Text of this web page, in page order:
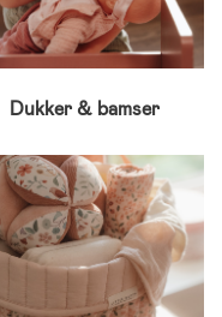
Dukker & bamser